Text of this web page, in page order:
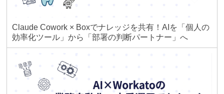
Claude Cowork × Boxでナレッジを共有！AIを「個人の
効率化ツール」から「部署の判断パートナー」へ